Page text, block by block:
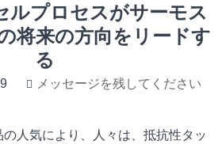
ルプロセスがサーモス
将来の方向をリードす
る
メッセージを残してください
人気により、人々は、抵抗性タッ